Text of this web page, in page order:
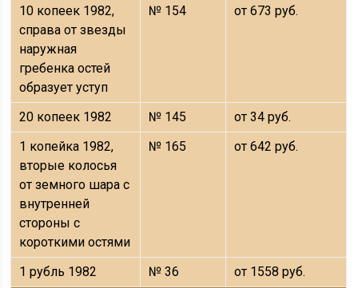
10 копеек 1982,
справа от звезды
наружная
гребенка остей
образует уступ
№ 154 от 673 руб.
20 копеек 1982 № 145
от 34 руб.
1 копейка 1982,
вторые колосья
от земного шара с
внутренней
стороны с
короткими остями
№ 165 от 642 руб.
1 рубль 1982 № 36
от 1558 руб.